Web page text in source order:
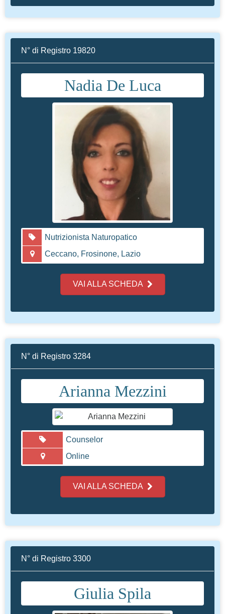
N° di Registro 19820
Nadia De Luca
Nutrizionista Naturopatico
Ceccano, Frosinone, Lazio
VAI ALLA SCHEDA
N° di Registro 3284
Arianna Mezzini
Counselor
Online
VAI ALLA SCHEDA
N° di Registro 3300
Giulia Spila